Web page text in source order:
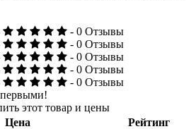
- 0 Отзывы
- 0 Отзывы
- 0 Отзывы
- 0 Отзывы
- 0 Отзывы
первыми!
этот товар и цены
Цена
Рейтинг